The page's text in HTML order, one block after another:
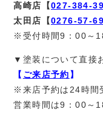
高崎店【027-384-
太田店【0276-57-
※受付時間9：00～
▼塗装について直接
【 ご来店予約 】
※来店予約は24時間
営業時間は9：00～